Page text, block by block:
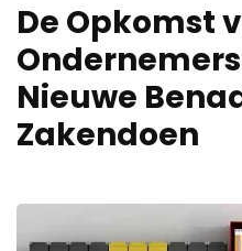
De Opkomst
Nieuwe
Zakendoen